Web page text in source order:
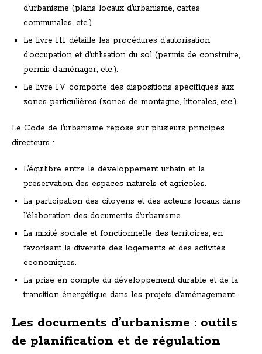
d’urbanisme (plans locaux d’urbanisme, cartes
communales, etc.).
Le livre III détaille les procédures d’autorisation
d’occupation et d’utilisation du sol (permis de construire,
permis d’aménager, etc.).
Le livre IV comporte des dispositions spécifiques aux
zones particulières (zones de montagne, littorales, etc.).
Le Code de l’urbanisme repose sur plusieurs principes
directeurs :
L’équilibre entre le développement urbain et la
préservation des espaces naturels et agricoles.
La participation des citoyens et des acteurs locaux dans
l’élaboration des documents d’urbanisme.
La mixité sociale et fonctionnelle des territoires, en
favorisant la diversité des logements et des activités
économiques.
La prise en compte du développement durable et de la
transition énergétique dans les projets d’aménagement.
Les documents d’urbanisme : outils
de planification et de régulation